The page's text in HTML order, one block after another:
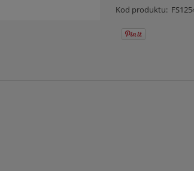
Kod produktu: